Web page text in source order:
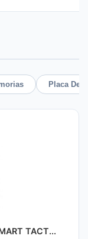
Placa De
TACT...